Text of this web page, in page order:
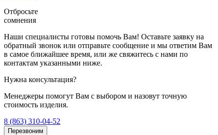
Отбросьте
сомнения
Наши специалисты готовы помочь Вам! Оставьте заявку на
обратный звонок или отправьте сообщение и мы ответим Вам
в самое ближайшее время, или же свяжитесь с нами по
контактам указанными ниже.
Нужна консультация?
Менеджеры помогут Вам с выбором и назовут точную
стоимость изделия.
8 (863) 310-04-52
Перезвоним